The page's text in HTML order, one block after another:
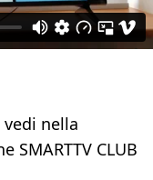
nella
SMARTTV CLUB